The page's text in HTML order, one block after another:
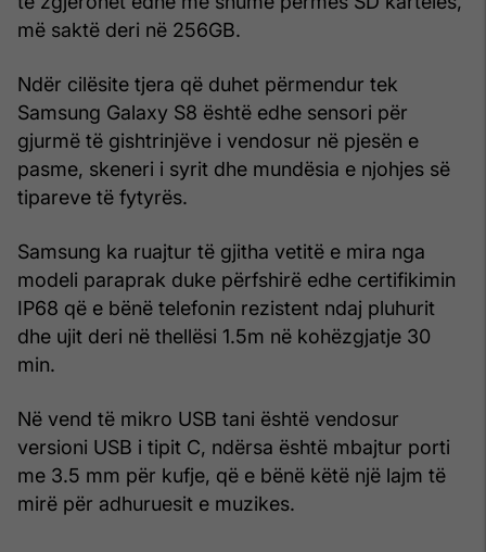
më saktë deri në 256GB.
Ndër cilësite tjera që duhet përmendur tek
Samsung Galaxy S8 është edhe sensori për
gjurmë të gishtrinjëve i vendosur në pjesën e
pasme, skeneri i syrit dhe mundësia e njohjes së
tipareve të fytyrës.
Samsung ka ruajtur të gjitha vetitë e mira nga
modeli paraprak duke përfshirë edhe certifikimin
IP68 që e bënë telefonin rezistent ndaj pluhurit
dhe ujit deri në thellësi 1.5m në kohëzgjatje 30
min.
Në vend të mikro USB tani është vendosur
versioni USB i tipit C, ndërsa është mbajtur porti
me 3.5 mm për kufje, që e bënë këtë një lajm të
mirë për adhuruesit e muzikes.